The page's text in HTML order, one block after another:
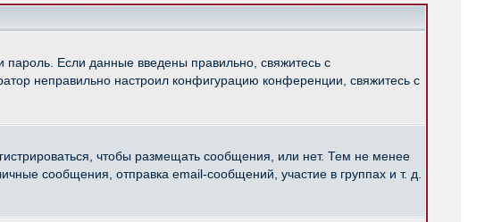
пароль. Если данные введены правильно, свяжитесь с
неправильно настроил конфигурацию конференции, свяжитесь с
чтобы размещать сообщения, или нет. Тем не менее
сообщения, отправка email-сообщений, участие в группах и т. д.